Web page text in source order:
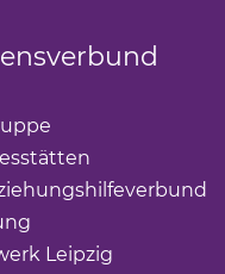
Leipzig